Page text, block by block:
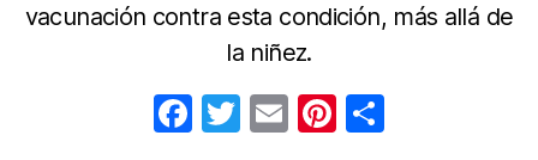
vacunación contra esta condición, más allá de
la niñez.
F T E Pi